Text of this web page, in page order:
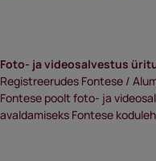
Foto- ja videosalvestus
Registreerudes Fontese /
Fontese poolt foto- ja
avaldamiseks Fontese